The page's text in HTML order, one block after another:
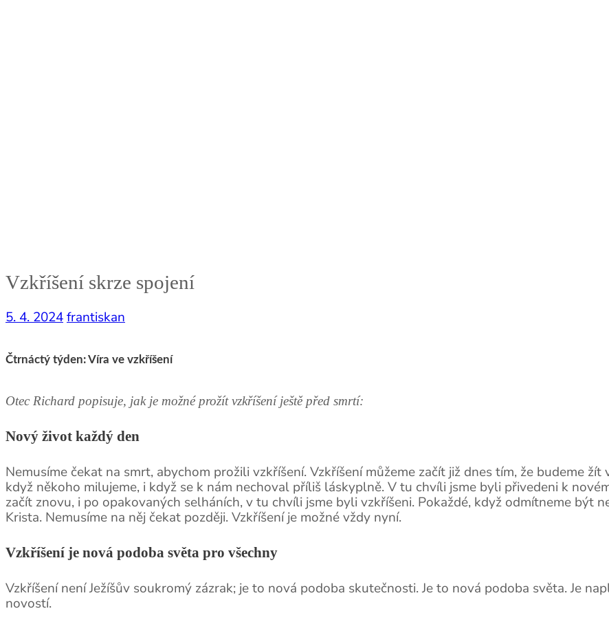
Vzkříšení skrze spojení
5. 4. 2024frantiskan
Čtrnáctý týden: Víra ve vzkříšení
Otec Richard popisuje, jak je možné prožít vzkříšení ještě před smrtí:
Nový život každý den
Nemusíme čekat na smrt, abychom prožili vzkříšení. Vzkříšení můžeme začít již dnes tím, že budeme
když někoho milujeme, i když se k nám nechoval příliš láskyplně. V tu chvíli jsme byli přivedeni k
začít znovu, i po opakovaných selháních, v tu chvíli jsme byli vzkříšeni. Pokaždé, když odmítneme být
Krista. Nemusíme na něj čekat později. Vzkříšení je možné vždy nyní.
Vzkříšení je nová podoba světa pro všechny
Vzkříšení není Ježíšův soukromý zázrak; je to nová podoba skutečnosti. Je to nová podoba světa. Je
novostí.